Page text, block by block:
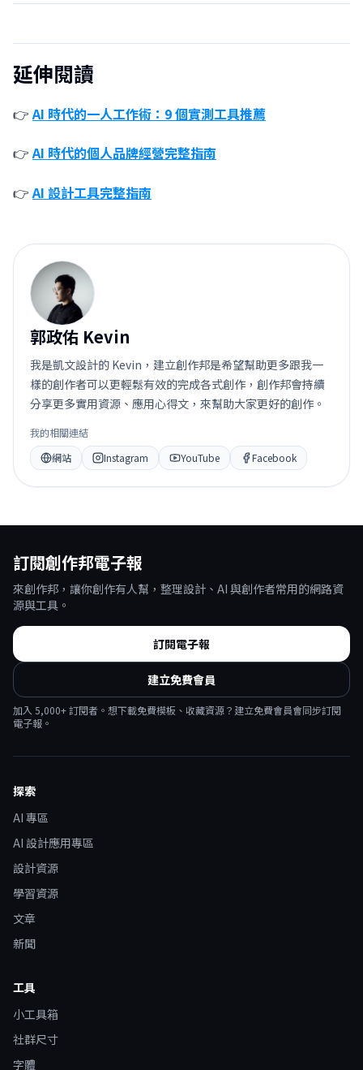
延伸閱讀
👉AI 時代的一人工作術：9 個實測工具推薦
👉AI 時代的個人品牌經營完整指南
👉 AI 設計工具完整指南
郭
郭政佑 Kevin
我是凱文設計的 Kevin，建立創作邦是希望幫助更多跟我一
樣的創作者可以更輕鬆有效的完成各式創作，創作邦會持續
分享更多實用資源、應用心得文，來幫助大家更好的創作。
我的相關連結
網站
Instagram YouTube Facebook
訂閱創作邦電子報
來創作邦，讓你創作有人幫，整理設計、AI 與創作者常用的網路資
源與工具。
訂閱電子報
建立免費會員
加入 5,000+ 訂閱者。想下載免費模板、收藏資源？建立免費會員會同步訂閱
電子報。
探索
AI 專區
AI 設計應用專區
設計資源
學習資源
文章
新聞
工具
小工具箱
社群尺寸
字體